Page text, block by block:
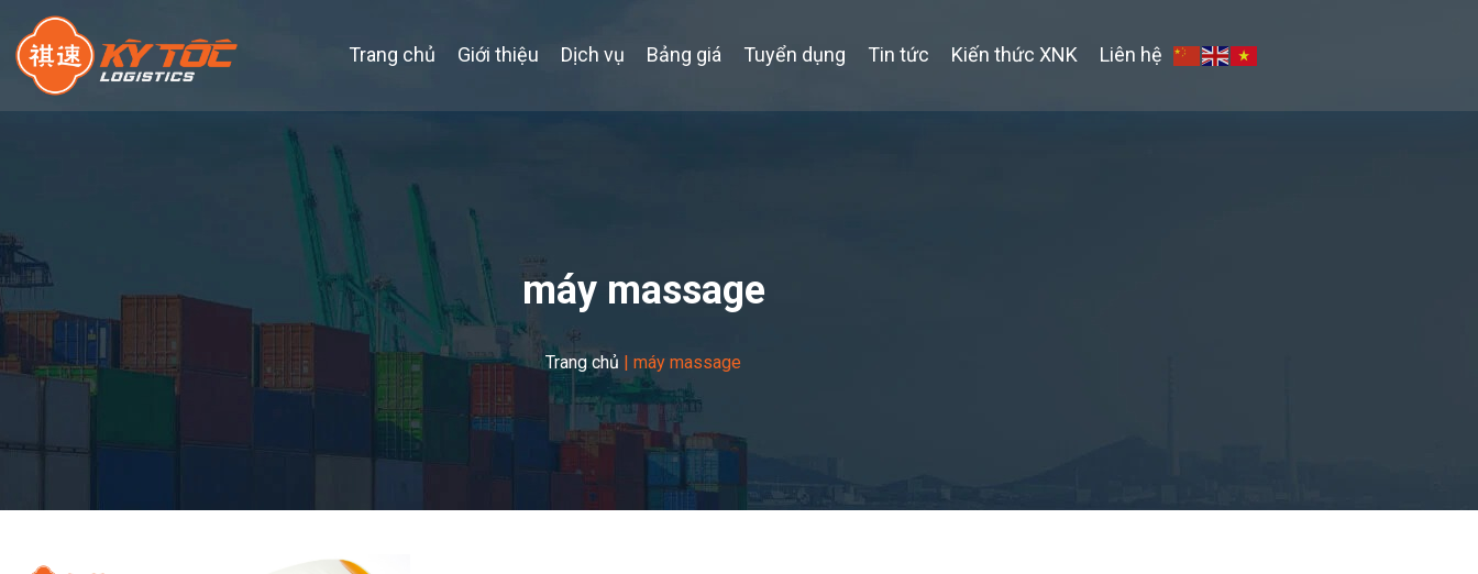
Trang chủ Giới thiệu Dịch vụ Bảng giá Tuyển dụng Tin tức Kiến thức XNK Liên hệ
máy massage
Trang chủ | máy massage